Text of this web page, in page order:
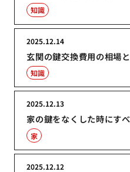
知識
玄関の鍵交換費用の相場
2025.12.14
知識
家の鍵をなくした時にす
2025.12.13
家
2025.12.12